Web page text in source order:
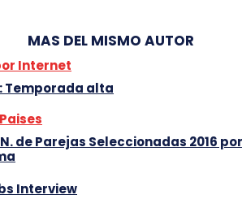
MAS DEL MISMO AUTOR
Internet
Temporada alta
de Parejas Seleccionadas 2016 por
Interview